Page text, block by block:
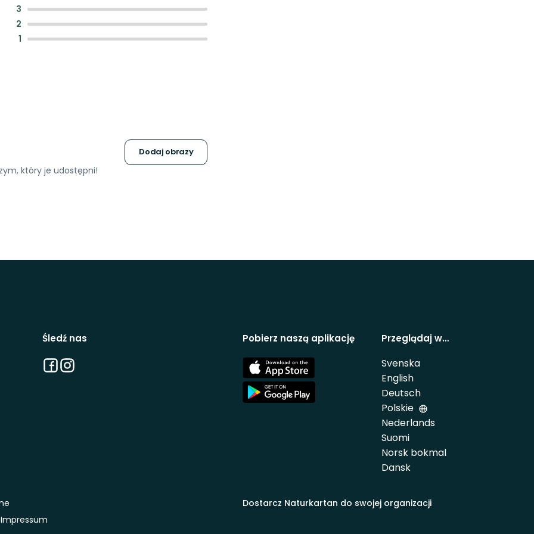
3
2
1
Dodaj obrazy
który je udostępni!
Śledź nas
Facebook
Instagram
Pobierz naszą aplikację
App
Store
App
Store
Przeglądaj w…
Svenska
English
Deutsch
Polskie
Nederlands
Suomi
Norsk bokmal
Dansk
Dostarcz Naturkartan do swojej organizacji
Impressum